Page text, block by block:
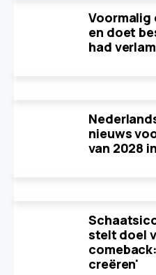
Voormalig
en doet
had
nieuws
van 2028
stelt doel
creëren'